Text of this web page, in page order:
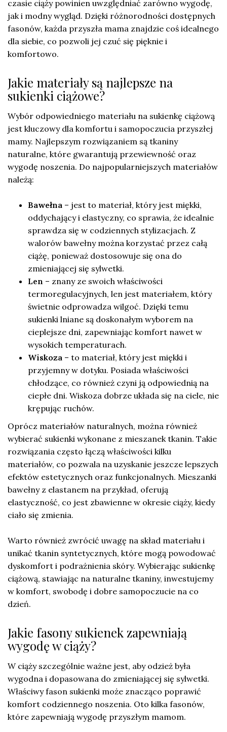
czasie ciąży powinien uwzględniać zarówno wygodę,
jak i modny wygląd. Dzięki różnorodności dostępnych
fasonów, każda przyszła mama znajdzie coś idealnego
dla siebie, co pozwoli jej czuć się pięknie i
komfortowo.
Jakie materiały są najlepsze na
sukienki ciążowe?
Wybór odpowiedniego materiału na sukienkę ciążową
jest kluczowy dla komfortu i samopoczucia przyszłej
mamy. Najlepszym rozwiązaniem są tkaniny
naturalne, które gwarantują przewiewność oraz
wygodę noszenia. Do najpopularniejszych materiałów
należą:
Bawełna – jest to materiał, który jest miękki,
oddychający i elastyczny, co sprawia, że idealnie
sprawdza się w codziennych stylizacjach. Z
walorów bawełny można korzystać przez całą
ciążę, ponieważ dostosowuje się ona do
zmieniającej się sylwetki.
Len – znany ze swoich właściwości
termoregulacyjnych, len jest materiałem, który
świetnie odprowadza wilgoć. Dzięki temu
sukienki lniane są doskonałym wyborem na
cieplejsze dni, zapewniając komfort nawet w
wysokich temperaturach.
Wiskoza – to materiał, który jest miękki i
przyjemny w dotyku. Posiada właściwości
chłodzące, co również czyni ją odpowiednią na
ciepłe dni. Wiskoza dobrze układa się na ciele, nie
krępując ruchów.
Oprócz materiałów naturalnych, można również
wybierać sukienki wykonane z mieszanek tkanin. Takie
rozwiązania często łączą właściwości kilku
materiałów, co pozwala na uzyskanie jeszcze lepszych
efektów estetycznych oraz funkcjonalnych. Mieszanki
bawełny z elastanem na przykład, oferują
elastyczność, co jest zbawienne w okresie ciąży, kiedy
ciało się zmienia.
Warto również zwrócić uwagę na skład materiału i
unikać tkanin syntetycznych, które mogą powodować
dyskomfort i podrażnienia skóry. Wybierając sukienkę
ciążową, stawiając na naturalne tkaniny, inwestujemy
w komfort, swobodę i dobre samopoczucie na co
dzień.
Jakie fasony sukienek zapewniają
wygodę w ciąży?
W ciąży szczególnie ważne jest, aby odzież była
wygodna i dopasowana do zmieniającej się sylwetki.
Właściwy fason sukienki może znacząco poprawić
komfort codziennego noszenia. Oto kilka fasonów,
które zapewniają wygodę przyszłym mamom.